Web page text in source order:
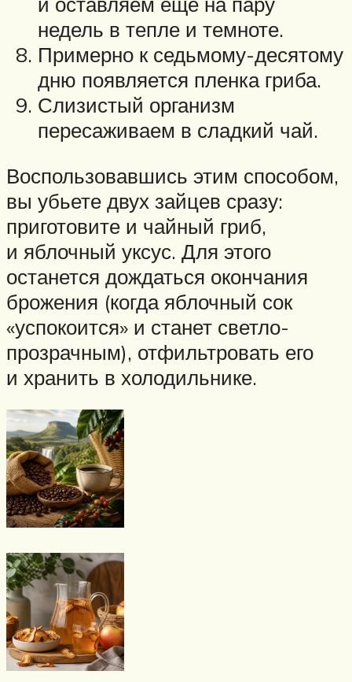
недель в тепле и темноте.
Примерно к седьмому-десятому
дню появляется пленка гриба.
Слизистый организм
пересаживаем в сладкий чай.
Воспользовавшись этим способом,
вы убьете двух зайцев сразу:
приготовите и чайный гриб,
и яблочный уксус. Для этого
останется дождаться окончания
брожения (когда яблочный сок
«успокоится» и станет светло-
прозрачным), отфильтровать его
и хранить в холодильнике.